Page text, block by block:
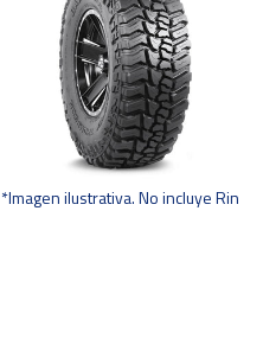
*Imagen ilustrativa. No incluye Rin